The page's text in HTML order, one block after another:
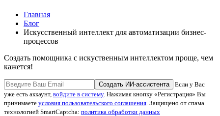
Главная
Блог
Искусственный интеллект для автоматизации бизнес-
процессов
Создать помощника с искуственным интеллектом проще, чем
кажется!
Создать ИИ-ассистента
Если у Вас
уже есть аккаунт, войдите в систему. Нажимая кнопку «Регистрация» Вы
принимаете условия пользовательского соглашения . Защищено от спама
технологией SmartCaptcha: политика обработки данных